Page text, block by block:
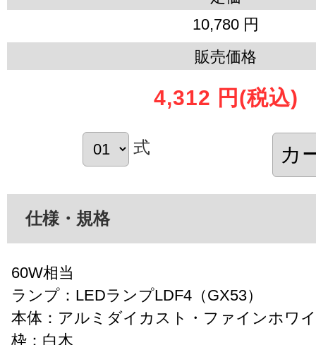
10,780 円
販売価格
4,312 円 (税込)
式
仕様・規格
60W相当
ランプ：LEDランプLDF4（GX53）
本体：アルミダイカスト・ファインホワ
枠：白木